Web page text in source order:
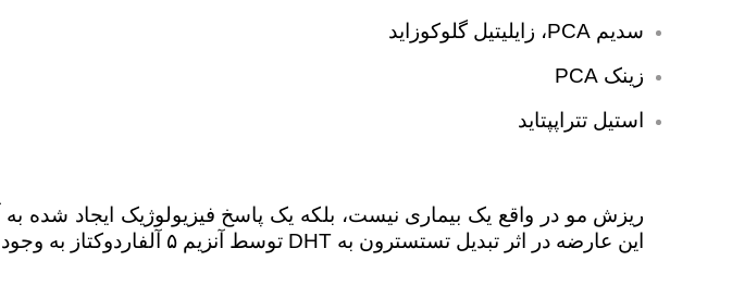
سدیم PCA، زایلیتیل گلوکوزاید
زینک PCA
استیل تتراپپتاید
ریزش مو در واقع یک بیماری نیست، بلکه یک پاسخ فیزیولوژیک ایجاد شده
این عارضه در اثر تبدیل تستسترون به DHT توسط آنزیم ۵ آلفاردوکتاز به وجود می آید که مو به تدریج ضعیف شده و در نهایت می ریزد.